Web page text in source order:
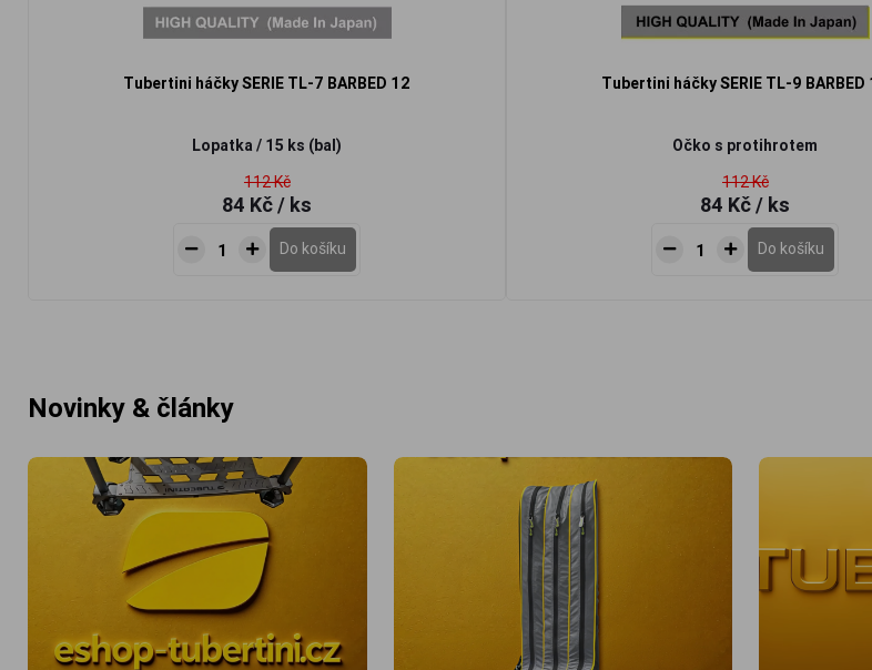
Tubertini háčky SERIE TL-7 BARBED 12
Lopatka / 15 ks (bal)
112 Kč
84 Kč/ ks
Do košíku
Tubertini háčky SERIE TL-9 BARBED
Očko s protihrotem
112 Kč
84 Kč/ ks
Do košíku
Novinky & články